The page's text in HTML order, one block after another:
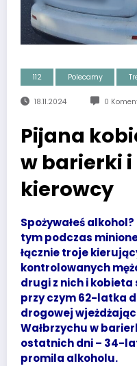
112 Polecamy
18.11.2024 0
Pijana
w barierki
kierowcy
Spożywałeś
tym podczas
łącznie troje
kontrolowanych
drugi z nich i
przy czym 62-latka
drogowej
Wałbrzychu w
ostatnich dni – 34-
promila alkoholu.